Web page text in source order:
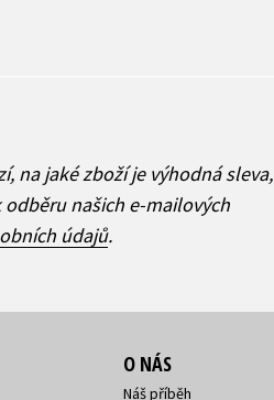
na jaké zboží je výhodná sleva,
našich e-mailových
údajů.
O NÁS
Náš příběh